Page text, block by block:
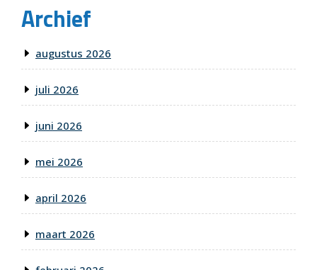
Archief
augustus 2026
juli 2026
juni 2026
mei 2026
april 2026
maart 2026